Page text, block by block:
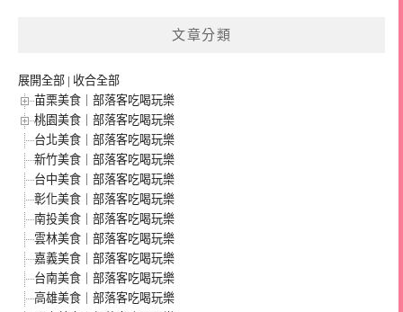
文章分類
展開全部 | 收合全部
苗栗美食｜部落客吃喝玩樂
桃園美食｜部落客吃喝玩樂
台北美食｜部落客吃喝玩樂
新竹美食｜部落客吃喝玩樂
台中美食｜部落客吃喝玩樂
彰化美食｜部落客吃喝玩樂
南投美食｜部落客吃喝玩樂
雲林美食｜部落客吃喝玩樂
嘉義美食｜部落客吃喝玩樂
台南美食｜部落客吃喝玩樂
高雄美食｜部落客吃喝玩樂